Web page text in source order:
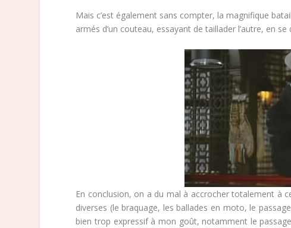
Mais c’est également sans compter, la magnifique
armés d’un couteau, essayant de taillader l’autre, en
En conclusion, on a du mal à accrocher totalement à
diverses (le braquage, les ballades en moto, le
bien trop expressif à mon goût, notamment le